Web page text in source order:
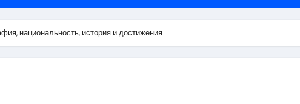
информация о сельскохозяйственных предприятиях
национальность, история и достижения